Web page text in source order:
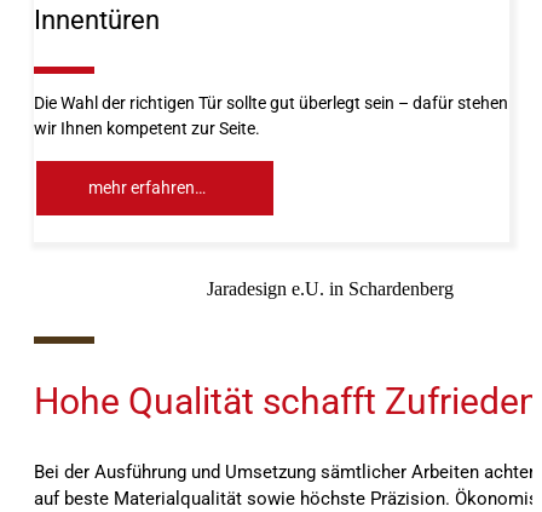
Innentüren
Die Wahl der richtigen Tür sollte gut überlegt sein – dafür stehen
wir Ihnen kompetent zur Seite.
mehr erfahren…
Jaradesign e.U. in Schardenberg
Hohe Qualität schafft
Bei der Ausführung und Umsetzung sämtlicher Arbeiten
auf beste Materialqualität sowie höchste Präzision.